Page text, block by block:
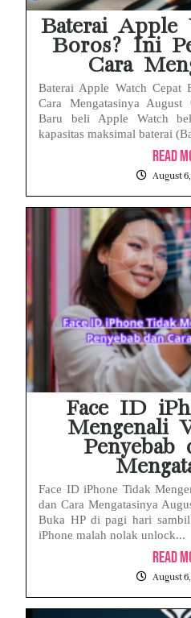
Baterai Apple
Boros? Ini
Cara
Baterai Apple Watch Cepat
Cara Mengatasinya
Baru beli Apple Watch
kapasitas maksimal baterai
Read
August
Face ID
Mengenali
Penyebab
Face ID iPhone Tidak
dan Cara Mengatasinya
Buka HP di pagi hari
iPhone malah nolak unlock...
Read
August